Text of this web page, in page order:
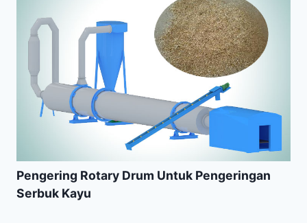
Pengering Rotary Drum Untuk Pengeringan
Serbuk Kayu